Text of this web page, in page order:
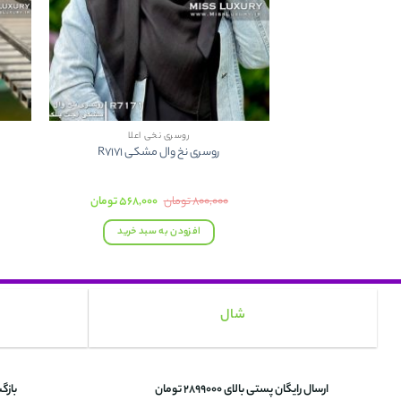
روسری نخی اعلا
روسری نخ وال مشکی R7171
۸۰۰,۰۰۰تومان قیمت
۸۰۰,۰۰۰ تومان
بود.
۵۶۸,۰۰۰تومانقیمت
افزودن به سبد خرید
شال
ارسال رایگان پستی بالای 2899000 تومان